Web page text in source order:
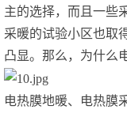
主的选择，而且一些
采暖的试验小区也取
凸显。那么，为什么
电热膜地暖、电热膜